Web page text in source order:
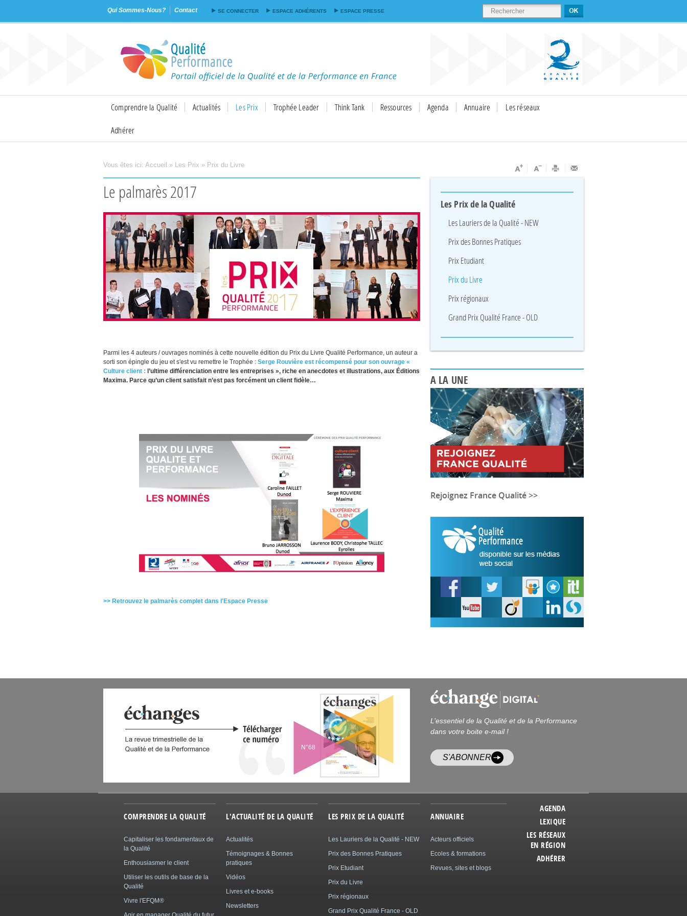
contenu
principal
Qui Sommes-Nous? Contact SE CONNECTER ESPACE ADHÉRENTS ESPACE PRESSE RECHERCHER
Comprendre la Qualité Actualités Les Prix Trophée Leader Think Tank Ressources Agenda Annuaire
Les réseaux
Adhérer
Vous êtes ici: Accueil » Les Prix » Prix du Livre
Le palmarès 2017
Parmi les 4 auteurs / ouvrages nominés à cette nouvelle édition du Prix du Livre Qualité Performance, un auteur a
sorti son épingle du jeu et s'est vu remettre le Trophée : Serge Rouvière est récompensé pour son ouvrage «
Culture client : l’ultime différenciation entre les entreprises », riche en anecdotes et illustrations, aux Éditions
Maxima. Parce qu’un client satisfait n’est pas forcément un client fidèle…
>> Retrouvez le palmarès complet dans l'Espace Presse
Les Prix de la Qualité
Les Lauriers de la Qualité - NEW
Prix des Bonnes Pratiques
Prix Etudiant
Prix du Livre
Prix régionaux
Grand Prix Qualité France - OLD
A LA UNE
Rejoignez France Qualité >>
N°68
L’essentiel de la Qualité et de la Performance
dans votre boite e-mail !
S'ABONNER
COMPRENDRE LA QUALITÉ
Capitaliser les fondamentaux de
la Qualité
Enthousiasmer le client
Utiliser les outils de base de la
Qualité
Vivre l'EFQM®
L'ACTUALITÉ DE LA QUALITÉ
Actualités
Témoignages & Bonnes
pratiques
Vidéos
Livres et e-books
Newsletters
LES PRIX DE LA QUALITÉ
Les Lauriers de la Qualité - NEW
Prix des Bonnes Pratiques
Prix Etudiant
Prix du Livre
Prix régionaux
Grand Prix Qualité France - OLD
ANNUAIRE
Acteurs officiels
Ecoles & formations
Revues, sites et blogs
AGENDA
LEXIQUE
LES RÉSEAUX
EN RÉGION
ADHÉRER